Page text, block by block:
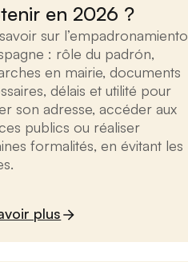
en 2026 ?
sur l’empadronamiento
: rôle du padrón,
en mairie, documents
délais et utilité pour
son adresse, accéder aux
publics ou réaliser
formalités, en évitant les
plus